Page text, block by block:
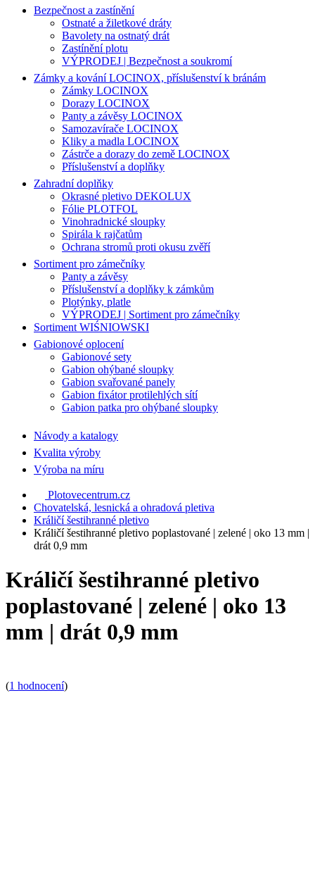
Bezpečnost a zastínění
Ostnaté a žiletkové dráty
Bavolety na ostnatý drát
Zastínění plotu
VÝPRODEJ | Bezpečnost a soukromí
Zámky a kování LOCINOX, příslušenství k bránám
Zámky LOCINOX
Dorazy LOCINOX
Panty a závěsy LOCINOX
Samozavírače LOCINOX
Kliky a madla LOCINOX
Zástrče a dorazy do země LOCINOX
Příslušenství a doplňky
Zahradní doplňky
Okrasné pletivo DEKOLUX
Fólie PLOTFOL
Vinohradnické sloupky
Spirála k rajčatům
Ochrana stromů proti okusu zvěří
Sortiment pro zámečníky
Panty a závěsy
Příslušenství a doplňky k zámkům
Plotýnky, platle
VÝPRODEJ | Sortiment pro zámečníky
Sortiment WIŚNIOWSKI
Gabionové oplocení
Gabionové sety
Gabion ohýbané sloupky
Gabion svařované panely
Gabion fixátor protilehlých sítí
Gabion patka pro ohýbané sloupky
Návody a katalogy
Kvalita výroby
Výroba na míru
Plotovecentrum.cz
Chovatelská, lesnická a ohradová pletiva
Králičí šestihranné pletivo
Králičí šestihranné pletivo poplastované | zelené | oko 13 mm |
drát 0,9 mm
Králičí šestihranné pletivo
poplastované | zelené | oko 13
mm | drát 0,9 mm
(1 hodnocení)